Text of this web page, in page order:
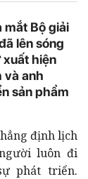
mắt Bộ giải
lên sóng
hiện
và anh
sản phẩm
định lịch
luôn đi
phát triển.